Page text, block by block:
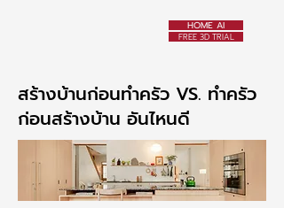
HOME AI
FREE 3D TRIAL
สร้างบ้านก่อนทำครัว VS. ทำครัว
ก่อนสร้างบ้าน อันไหนดี